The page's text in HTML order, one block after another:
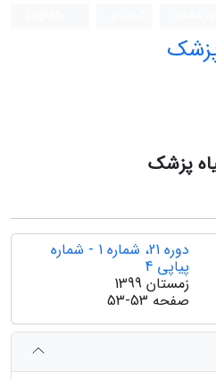
پزشک
دوره 21، شماره 1 - شماره
پیاپی 4
زمستان 1399
صفحه 53-53